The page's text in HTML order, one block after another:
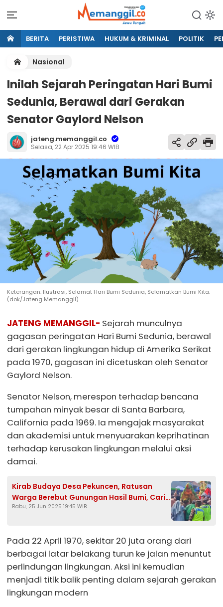
BERITA PERISTIWA HUKUM & KRIMINAL POLITIK
Nasional
Inilah Sejarah Peringatan Hari Bumi
Sedunia, Berawal dari Gerakan
Senator Gaylord Nelson
jateng.memanggil.co
Selasa, 22 Apr 2025 19:46 WIB
Keterangan: Ilustrasi, Selamat Hari Bumi Sedunia, Selamatkan Bumi Kita.
(dok/Jateng Memanggil)
JATENG MEMANGGIL- Sejarah munculnya
gagasan peringatan Hari Bumi Sedunia, berawal
dari gerakan lingkungan hidup di Amerika Serikat
pada 1970, gagasan ini dicetuskan oleh Senator
Gaylord Nelson.
Senator Nelson, merespon terhadap bencana
tumpahan minyak besar di Santa Barbara,
California pada 1969. Ia mengajak masyarakat
dan akademisi untuk menyuarakan keprihatinan
terhadap kerusakan lingkungan melalui aksi
damai.
Kirab Budaya Desa Pekuncen, Ratusan
Warga Berebut Gunungan Hasil Bumi, Cari
Keberkahan
Rabu, 25 Jun 2025 19:45 WIB
Pada 22 April 1970, sekitar 20 juta orang dari
berbagai latar belakang turun ke jalan menuntut
perlindungan lingkungan. Aksi ini kemudian
menjadi titik balik penting dalam sejarah gerakan
lingkungan modern